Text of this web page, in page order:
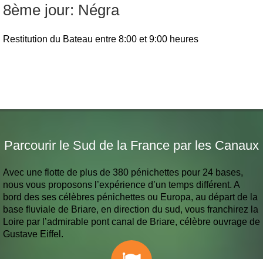
8ème jour: Négra
Restitution du Bateau entre 8:00 et 9:00 heures
Parcourir le Sud de la France par les Canaux
Avec une flotte de plus de 380 pénichettes pour 24 bases,
nous vous proposons l’expérience d’un temps différent. A
bord des ses célèbres pénichettes ou Europa, au départ de la
base fluviale de Briare, en direction du sud, vous franchirez la
Loire par l’admirable pont canal de Briare, célèbre ouvrage de
Gustave Eiffel.